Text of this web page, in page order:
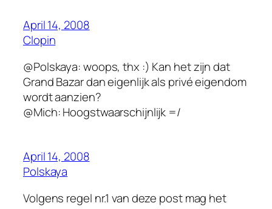
April 14, 2008
Clopin
@Polskaya: woops, thx :) Kan het zijn dat
Grand Bazar dan eigenlijk als privé eigendom
wordt aanzien?
@Mich: Hoogstwaarschijnlijk =/
April 14, 2008
Polskaya
Volgens regel nr.1 van deze post mag het